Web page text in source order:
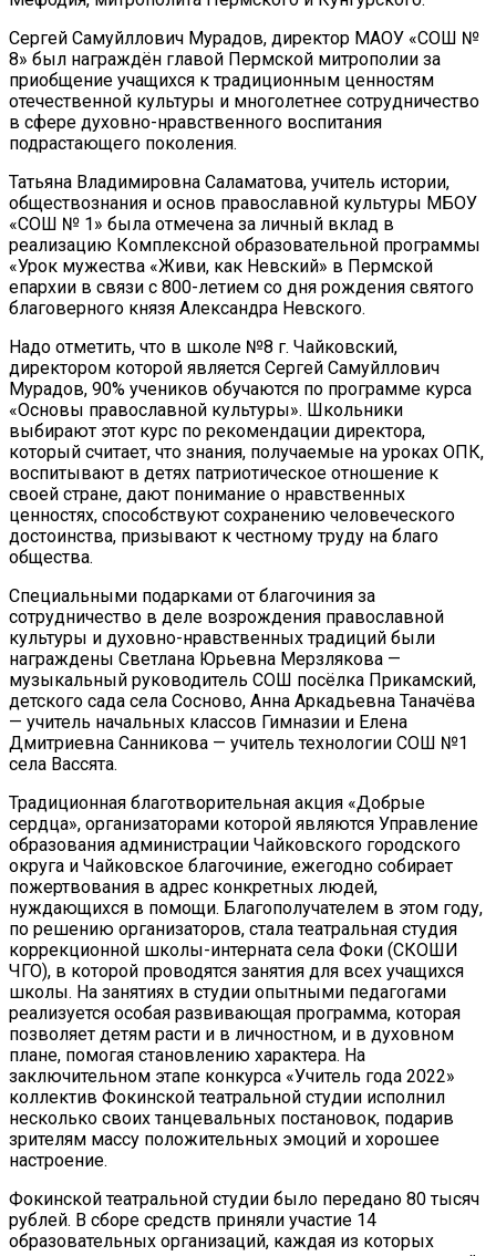
Сергей Самуйллович Мурадов, директор МАОУ «СОШ №
8» был награждён главой Пермской митрополии за
приобщение учащихся к традиционным ценностям
отечественной культуры и многолетнее сотрудничество
в сфере духовно-нравственного воспитания
подрастающего поколения.
Татьяна Владимировна Саламатова, учитель истории,
обществознания и основ православной культуры МБОУ
«СОШ № 1» была отмечена за личный вклад в
реализацию Комплексной образовательной программы
«Урок мужества «Живи, как Невский» в Пермской
епархии в связи с 800-летием со дня рождения святого
благоверного князя Александра Невского.
Надо отметить, что в школе №8 г. Чайковский,
директором которой является Сергей Самуйллович
Мурадов, 90% учеников обучаются по программе курса
«Основы православной культуры». Школьники
выбирают этот курс по рекомендации директора,
который считает, что знания, получаемые на уроках ОПК,
воспитывают в детях патриотическое отношение к
своей стране, дают понимание о нравственных
ценностях, способствуют сохранению человеческого
достоинства, призывают к честному труду на благо
общества.
Специальными подарками от благочиния за
сотрудничество в деле возрождения православной
культуры и духовно-нравственных традиций были
награждены Светлана Юрьевна Мерзлякова —
музыкальный руководитель СОШ посёлка Прикамский,
детского сада села Сосново, Анна Аркадьевна Таначёва
— учитель начальных классов Гимназии и Елена
Дмитриевна Санникова — учитель технологии СОШ №1
села Вассята.
Традиционная благотворительная акция «Добрые
сердца», организаторами которой являются Управление
образования администрации Чайковского городского
округа и Чайковское благочиние, ежегодно собирает
пожертвования в адрес конкретных людей,
нуждающихся в помощи. Благополучателем в этом году,
по решению организаторов, стала театральная студия
коррекционной школы-интерната села Фоки (СКОШИ
ЧГО), в которой проводятся занятия для всех учащихся
школы. На занятиях в студии опытными педагогами
реализуется особая развивающая программа, которая
позволяет детям расти и в личностном, и в духовном
плане, помогая становлению характера. На
заключительном этапе конкурса «Учитель года 2022»
коллектив Фокинской театральной студии исполнил
несколько своих танцевальных постановок, подарив
зрителям массу положительных эмоций и хорошее
настроение.
Фокинской театральной студии было передано 80 тысяч
рублей. В сборе средств приняли участие 14
образовательных организаций, каждая из которых